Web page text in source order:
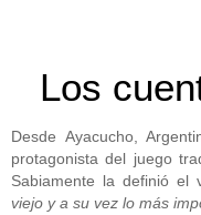
Los
Desde Ayacucho,
protagonista del juego
Sabiamente la definió el
viejo y a su vez lo más